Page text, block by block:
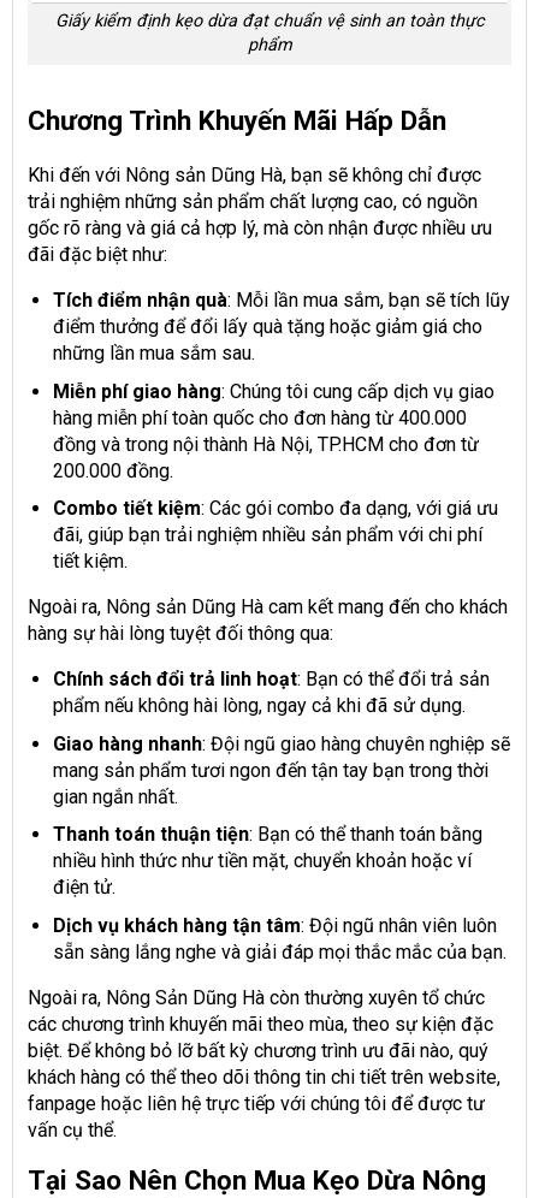
Giấy kiểm định kẹo dừa đạt chuẩn vệ sinh an toàn thực
phẩm
Chương Trình Khuyến Mãi Hấp Dẫn
Khi đến với Nông sản Dũng Hà, bạn sẽ không chỉ được
trải nghiệm những sản phẩm chất lượng cao, có nguồn
gốc rõ ràng và giá cả hợp lý, mà còn nhận được nhiều ưu
đãi đặc biệt như:
Tích điểm nhận quà: Mỗi lần mua sắm, bạn sẽ tích lũy
điểm thưởng để đổi lấy quà tặng hoặc giảm giá cho
những lần mua sắm sau.
Miễn phí giao hàng: Chúng tôi cung cấp dịch vụ giao
hàng miễn phí toàn quốc cho đơn hàng từ 400.000
đồng và trong nội thành Hà Nội, TP.HCM cho đơn từ
200.000 đồng.
Combo tiết kiệm: Các gói combo đa dạng, với giá ưu
đãi, giúp bạn trải nghiệm nhiều sản phẩm với chi phí
tiết kiệm.
Ngoài ra, Nông sản Dũng Hà cam kết mang đến cho khách
hàng sự hài lòng tuyệt đối thông qua:
Chính sách đổi trả linh hoạt: Bạn có thể đổi trả sản
phẩm nếu không hài lòng, ngay cả khi đã sử dụng.
Giao hàng nhanh: Đội ngũ giao hàng chuyên nghiệp sẽ
mang sản phẩm tươi ngon đến tận tay bạn trong thời
gian ngắn nhất.
Thanh toán thuận tiện: Bạn có thể thanh toán bằng
nhiều hình thức như tiền mặt, chuyển khoản hoặc ví
điện tử.
Dịch vụ khách hàng tận tâm: Đội ngũ nhân viên luôn
sẵn sàng lắng nghe và giải đáp mọi thắc mắc của bạn.
Ngoài ra, Nông Sản Dũng Hà còn thường xuyên tổ chức
các chương trình khuyến mãi theo mùa, theo sự kiện đặc
biệt. Để không bỏ lỡ bất kỳ chương trình ưu đãi nào, quý
khách hàng có thể theo dõi thông tin chi tiết trên website,
fanpage hoặc liên hệ trực tiếp với chúng tôi để được tư
vấn cụ thể.
Tại Sao Nên Chọn Mua Kẹo Dừa Nông